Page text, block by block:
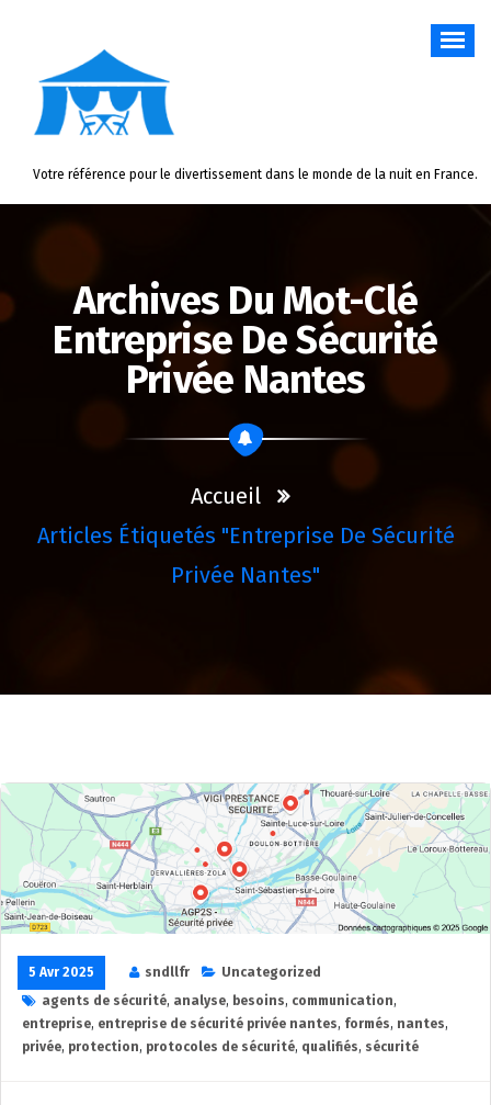
Votre référence pour le divertissement dans le monde de la nuit en France.
Archives Du Mot-Clé
Entreprise De Sécurité
Privée Nantes
Accueil
Articles Étiquetés "entreprise De Sécurité
Privée Nantes"
5 Avr 2025 sndllfr
Uncategorized
agents de sécurité, analyse, besoins, communication,
entreprise, entreprise de sécurité privée nantes, formés, nantes,
privée, protection, protocoles de sécurité, qualifiés, sécurité